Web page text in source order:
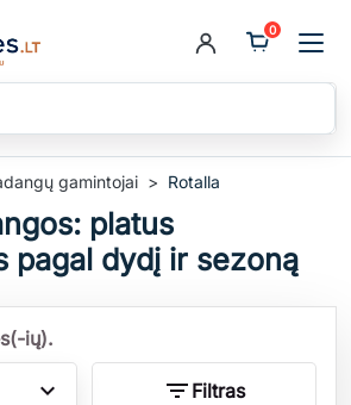
0
gamintojai Rotalla
platus
pagal dydį ir sezoną
ių).
expand_more filter_list Filtras